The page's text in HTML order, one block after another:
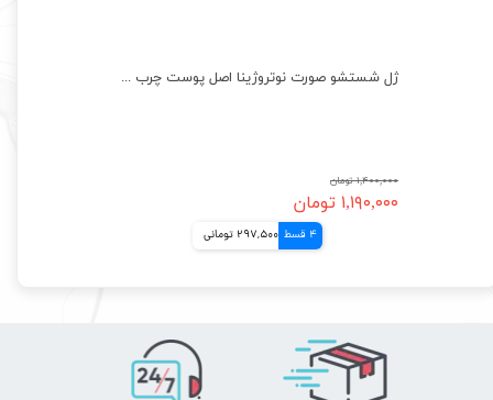
ژل شستشو صورت نوتروژینا اصل پوست چرب ضد جوش Neutrogena
۱,۴۰۰,۰۰۰ تومان
۱,۱۹۰,۰۰۰ تومان
4 قسط 297,500 تومانی